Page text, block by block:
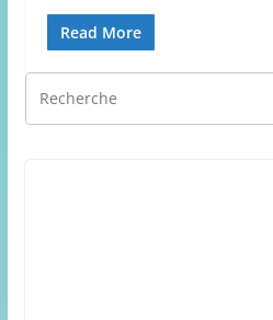
Read More